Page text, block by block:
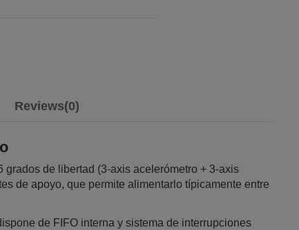
Reviews(0)
de libertad (3‑axis acelerómetro + 3‑axis
de apoyo, que permite alimentarlo típicamente entre
de FIFO interna y sistema de interrupciones